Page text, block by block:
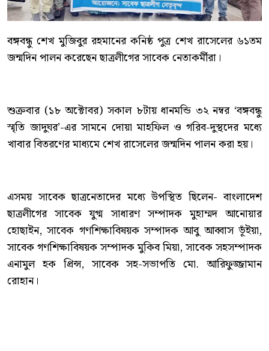
বঙ্গবন্ধু শেখ মুজিবুর রহমানের কনিষ্ঠ পুত্র শেখ রাসেলের ৬১তম
জন্মদিন পালন করেছেন ছাত্রলীগের সাবেক নেতাকর্মীরা।
শুক্রবার (১৮ অক্টোবর) সকাল ৮টায় ধানমন্ডি ৩২ নম্বর ‘বঙ্গবন্ধু
স্মৃতি জাদুঘর’-এর সামনে দোয়া মাহফিল ও গরিব-দুস্থদের মধ্যে
খাবার বিতরণের মাধ্যমে শেখ রাসেলের জন্মদিন পালন করা হয়।
এসময় সাবেক ছাত্রনেতাদের মধ্যে উপস্থিত ছিলেন- বাংলাদেশ
ছাত্রলীগের সাবেক যুগ্ম সাধারণ সম্পাদক মুহাম্মদ আনোয়ার
হোছাইন, সাবেক গণশিক্ষাবিষয়ক সম্পাদক আবু আব্বাস ভূঁইয়া,
সাবেক গণশিক্ষাবিষয়ক সম্পাদক মুকিব মিয়া, সাবেক সহসম্পাদক
এনামুল হক প্রিন্স, সাবেক সহ-সভাপতি মো. আরিফুজ্জামান
রোহান।